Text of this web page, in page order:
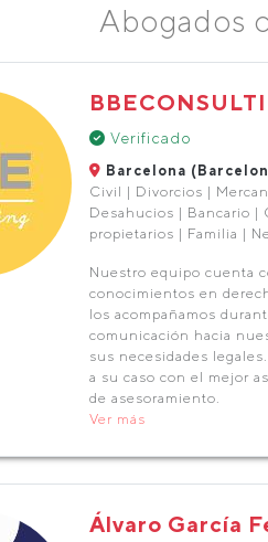
Abogados
Verificado
Barcelona
Civil | Divorcios |
Desahucios | Bancario |
propietarios | Familia |
Nuestro equipo cuenta
conocimientos en
los acompañamos
comunicación hacia
sus necesidades
a su caso con el mejor
de asesoramiento.
Ver más
Álvaro García